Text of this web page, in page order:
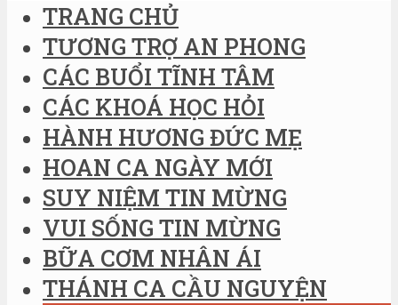
TRANG CHỦ
TƯƠNG TRỢ AN PHONG
CÁC BUỔI TĨNH TÂM
CÁC KHOÁ HỌC HỎI
HÀNH HƯƠNG ĐỨC MẸ
HOAN CA NGÀY MỚI
SUY NIỆM TIN MỪNG
VUI SỐNG TIN MỪNG
BỮA CƠM NHÂN ÁI
THÁNH CA CẦU NGUYỆN